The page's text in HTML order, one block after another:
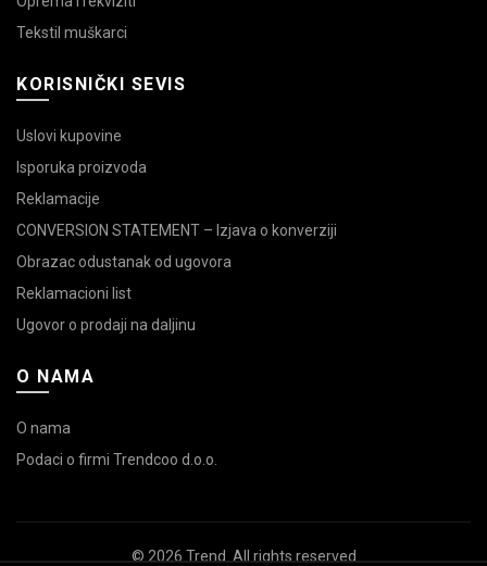
Tekstil muškarci
KORISNIČKI SEVIS
Uslovi kupovine
Isporuka proizvoda
Reklamacije
CONVERSION STATEMENT – Izjava o konverziji
Obrazac odustanak od ugovora
Reklamacioni list
Ugovor o prodaji na daljinu
O NAMA
O nama
Podaci o firmi Trendcoo d.o.o.
© 2026Trend. All rights reserved